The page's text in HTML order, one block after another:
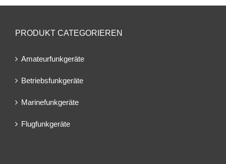
PRODUKT CATEGORIEREN
Amateurfunkgeräte
Betriebsfunkgeräte
Marinefunkgeräte
Flugfunkgeräte